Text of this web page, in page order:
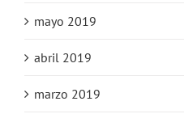
mayo 2019
abril 2019
marzo 2019